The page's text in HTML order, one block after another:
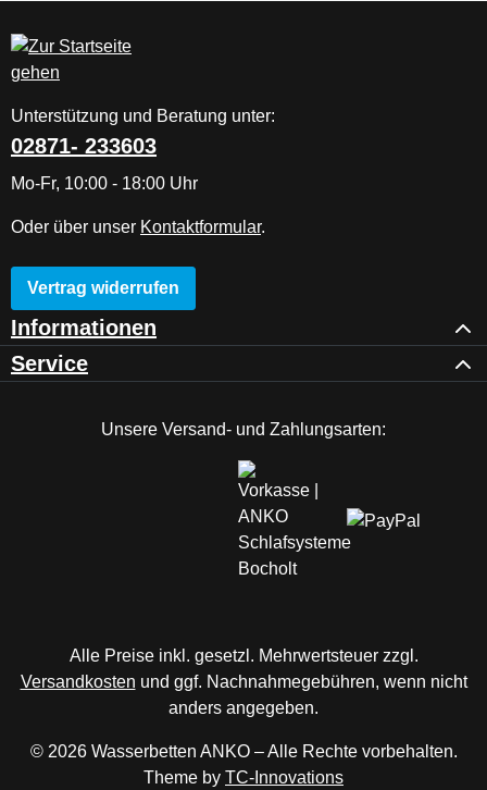
Unterstützung und Beratung unter:
02871- 233603
Mo-Fr, 10:00 - 18:00 Uhr
Oder über unser Kontaktformular.
Vertrag widerrufen
Informationen
Service
Unsere Versand- und Zahlungsarten:
Alle Preise inkl. gesetzl. Mehrwertsteuer zzgl.
Versandkosten und ggf. Nachnahmegebühren, wenn nicht
anders angegeben.
© 2026 Wasserbetten ANKO – Alle Rechte vorbehalten.
Theme by TC-Innovations